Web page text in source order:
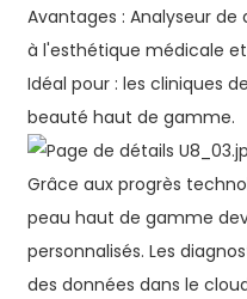
Avantages : Analyseur
à l'esthétique médicale
Idéal pour : les cliniques
beauté haut de gamme.
Grâce aux progrès
peau haut de gamme
personnalisés. Les
des données dans le